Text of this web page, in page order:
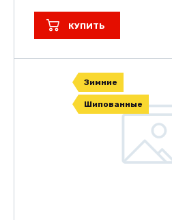
КУПИТЬ
Зимние
Шипованные